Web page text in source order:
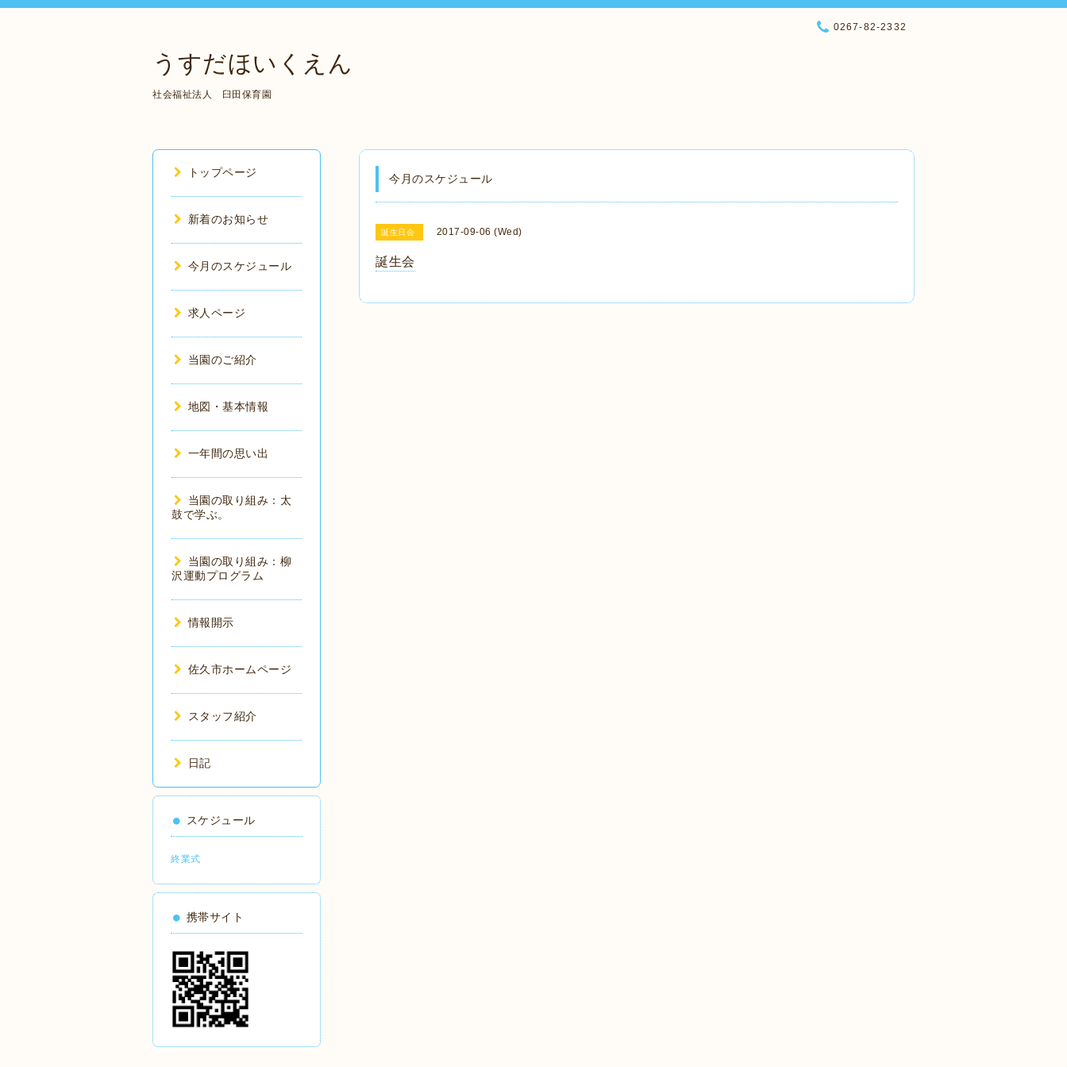
うすだほいくえん
社会福祉法人 臼田保育園
0267-82-2332
今月のスケジュール
誕生日会 2017-09-06 (Wed)
誕生会
トップページ
新着のお知らせ
今月のスケジュール
求人ページ
当園のご紹介
地図・基本情報
一年間の思い出
当園の取り組み：太
鼓で学ぶ。
当園の取り組み：柳
沢運動プログラム
情報開示
佐久市ホームページ
スタッフ紹介
日記
スケジュール
終業式
携帯サイト